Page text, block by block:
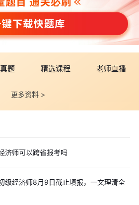
及方式汇总
时间(全部省份通用)
11 月 3 日起开放打印通道
12 月上旬登录中国人事考试网查询
省份通用)
1 寸免冠证件照，
题 精选课程 老师直播
更多资料 >
济师可以跨省报考吗
级经济师8月9日截止填报，一文理清全